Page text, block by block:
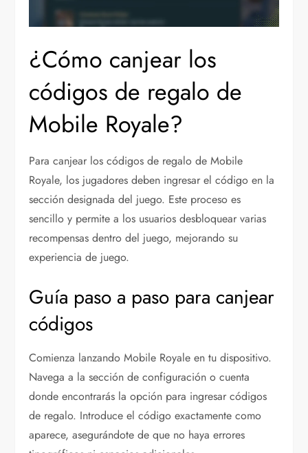
¿Cómo canjear los
códigos de regalo de
Mobile Royale?
Para canjear los códigos de regalo de Mobile
Royale, los jugadores deben ingresar el código en la
sección designada del juego. Este proceso es
sencillo y permite a los usuarios desbloquear varias
recompensas dentro del juego, mejorando su
experiencia de juego.
Guía paso a paso para canjear
códigos
Comienza lanzando Mobile Royale en tu dispositivo.
Navega a la sección de configuración o cuenta
donde encontrarás la opción para ingresar códigos
de regalo. Introduce el código exactamente como
aparece, asegurándote de que no haya errores